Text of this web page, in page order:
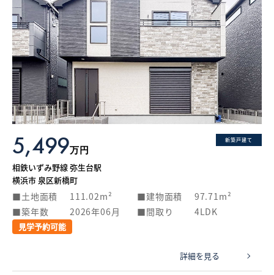
新築戸建て
5,499万円
相鉄いずみ野線 弥生台駅
横浜市 泉区新橋町
土地面積 111.02m² 建物面積
97.71m²
築年数
2026年06月 間取り 4LDK
見学予約可能
詳細を見る